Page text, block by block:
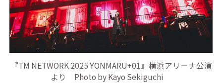
『TM NETWORK 2025 YONMARU+01』横浜アリーナ公演
より Photo by Kayo Sekiguchi